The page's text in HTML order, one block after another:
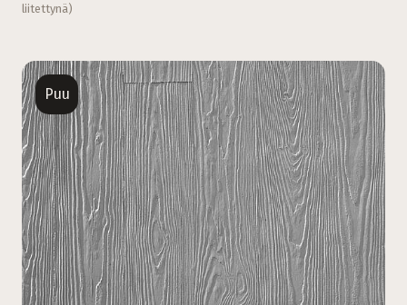
liitettynä)
Puu